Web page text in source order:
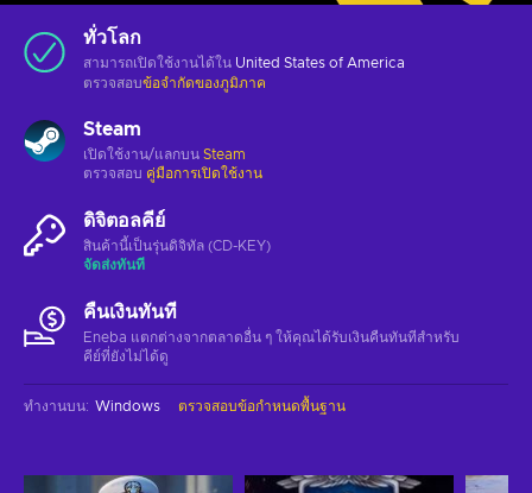
ทั่วโลก
สามารถเปิดใช้งานได้ใน United States of America
ตรวจสอบข้อจำกัดของภูมิภาค
Steam
เปิดใช้งาน/แลกบน Steam
ตรวจสอบ คู่มือการเปิดใช้งาน
ดิจิตอลคีย์
สินค้านี้เป็นรุ่นดิจิทัล (CD-KEY)
จัดส่งทันที
คืนเงินทันที
Eneba แตกต่างจากตลาดอื่น ๆ ให้คุณได้รับเงินคืนทันทีสําหรับ
คีย์ที่ยังไม่ได้ดู
ทำงานบน: Windows ตรวจสอบข้อกำหนดพื้นฐาน